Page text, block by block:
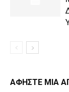
ΑΦΗΣΤΕ ΜΙΑ